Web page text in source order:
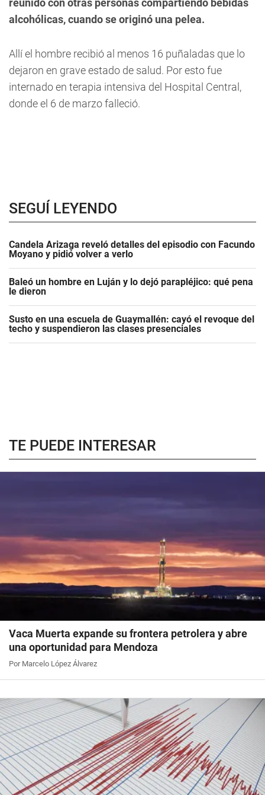
reunido con otras personas compartiendo bebidas
alcohólicas, cuando se originó una pelea.
Allí el hombre recibió al menos 16 puñaladas que lo
dejaron en grave estado de salud. Por esto fue
internado en terapia intensiva del Hospital Central,
donde el 6 de marzo falleció.
SEGUÍ LEYENDO
Candela Arizaga reveló detalles del episodio con Facundo
Moyano y pidió volver a verlo
Baleó un hombre en Luján y lo dejó parapléjico: qué pena
le dieron
Susto en una escuela de Guaymallén: cayó el revoque del
techo y suspendieron las clases presenciales
TE PUEDE INTERESAR
Vaca Muerta expande su frontera petrolera y abre
una oportunidad para Mendoza
Por Marcelo López Álvarez